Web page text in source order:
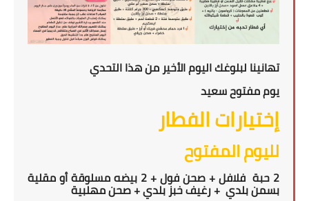
تهانينا لبلوغك اليوم الأخير من هذا التحدي
يوم مفتوح سعيد
إختيارات الفطار
لليوم المفتوح
2 حبة فلافل + صحن فول + 2 بيضه مسلوقة أو مقلية
بسمن بلدي + رغيف خبز بلدي + صحن مهلبية